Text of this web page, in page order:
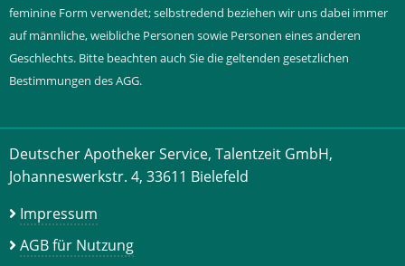
feminine Form verwendet; selbstredend beziehen wir uns dabei immer
auf männliche, weibliche Personen sowie Personen eines anderen
Geschlechts. Bitte beachten auch Sie die geltenden gesetzlichen
Bestimmungen des AGG.
Deutscher Apotheker Service, Talentzeit GmbH,
Johanneswerkstr. 4, 33611 Bielefeld
Impressum
AGB für Nutzung